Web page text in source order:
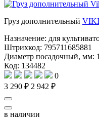
Груз дополнительный
Назначение: для
Штрихкод: 795711685881
Диаметр посадочный, мм:
Код: 134482
0
3 290 ₽ 2 942 ₽
в наличии